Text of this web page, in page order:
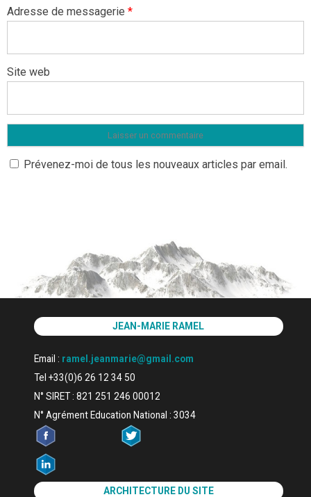
Adresse de messagerie *
Site web
Prévenez-moi de tous les nouveaux articles par email.
JEAN-MARIE RAMEL
Email : ramel.jeanmarie@gmail.com
Tel +33(0)6 26 12 34 50
N° SIRET : 821 251 246 00012
N° Agrément Education National : 3034
ARCHITECTURE DU SITE